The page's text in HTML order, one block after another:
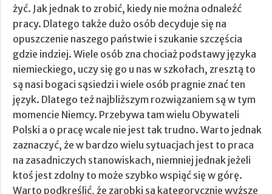
żyć. Jak jednak to zrobić, kiedy nie można odnaleźć
pracy. Dlatego także dużo osób decyduje się na
opuszczenie naszego państwie i szukanie szczęścia
gdzie indziej. Wiele osób zna chociaż podstawy języka
niemieckiego, uczy się go u nas w szkołach, zresztą to
są nasi bogaci sąsiedzi i wiele osób pragnie znać ten
język. Dlatego też najbliższym rozwiązaniem są w tym
momencie Niemcy. Przebywa tam wielu Obywateli
Polski a o pracę wcale nie jest tak trudno. Warto jednak
zaznaczyć, że w bardzo wielu sytuacjach jest to praca
na zasadniczych stanowiskach, niemniej jednak jeżeli
ktoś jest zdolny to może szybko wspiąć się w górę.
Warto podkreślić, że zarobki są kategorycznie wyższe